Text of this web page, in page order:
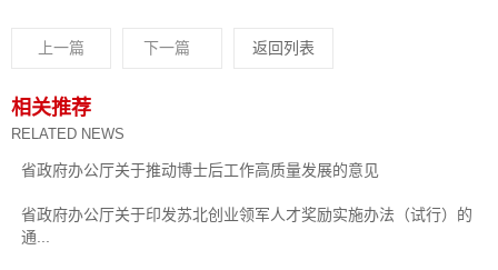
上一篇 下一篇 返回列表
相关推荐
RELATED NEWS
省政府办公厅关于推动博士后工作高质量发展的意见
省政府办公厅关于印发苏北创业领军人才奖励实施办法（试行）的
通...